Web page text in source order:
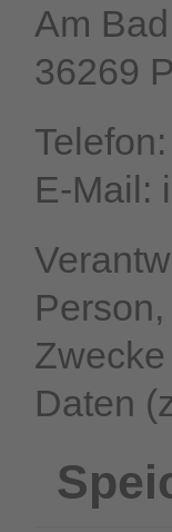
Am
36269
E-Mail:
Daten